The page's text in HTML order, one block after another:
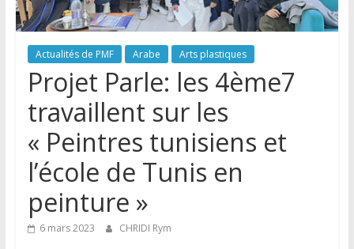
Actualités de PMF Arabe Arts plastiques
Projet Parle: les 4ème7
travaillent sur les
« Peintres tunisiens et
l’école de Tunis en
peinture »
6 mars 2023 CHRIDI Rym